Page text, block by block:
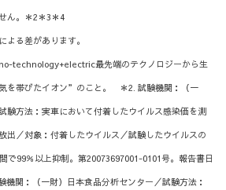
ん。＊2＊3＊4
る差があります。
technology+electric最先端のテクノロジーから生
を帯びたイオン”のこと。 ＊2. 試験機関：（一
験方法：実車において付着したウイルス感染価を測
出／対象：付着したウイルス／試験したウイルスの
で99％以上抑制。第20073697001-0101号。報告書日
関：（一財）日本食品分析センター／試験方法：